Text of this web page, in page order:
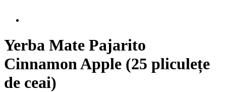
Yerba Mate Pajarito
Cinnamon Apple (25 pliculețe
de ceai)